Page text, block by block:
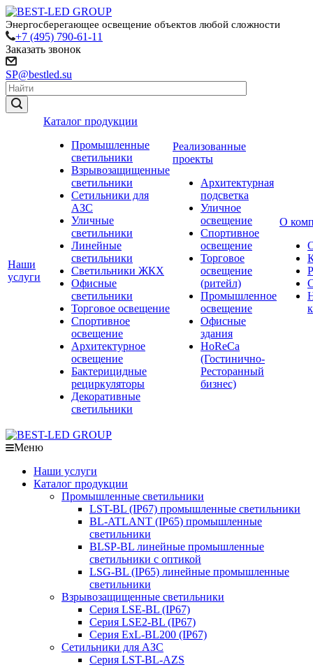
Энергосберегающее освещение объектов любой сложности
+7 (495) 790-61-11
Заказать звонок
SP@bestled.su
Наши
услуги
Каталог продукции
Промышленные
светильники
Взрывозащищенные
светильники
Сетильники для
АЗС
Уличные
светильники
Линейные
светильники
Светильники ЖКХ
Офисные
светильники
Торговое освещение
Спортивное
освещение
Архитектурное
освещение
Бактерицидные
рециркуляторы
Декоративные
светильники
Реализованные
проекты
Архитектурная
подсветка
Уличное
освещение
Спортивное
освещение
Торговое
освещение
(ритейл)
Промышленное
освещение
Офисные
здания
HoReCa
(Гостинично-
Ресторанный
бизнес)
О
Меню
Наши услуги
Каталог продукции
Промышленные светильники
LST-BL (IP67) промышленные светильники
BL-ATLANT (IP65) промышленные
светильники
BLSP-BL линейные промышленные
светильники с оптикой
LSG-BL (IP65) линейные промышленные
светильники
Взрывозащищенные светильники
Серия LSE-BL (IP67)
Серия LSE2-BL (IP67)
Серия ExL-BL200 (IP67)
Сетильники для АЗС
Серия LST-BL-AZS